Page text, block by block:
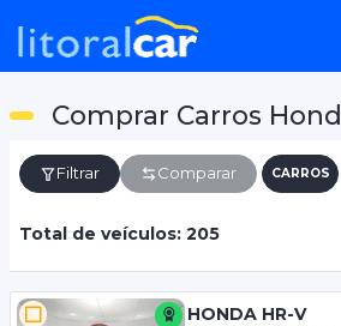
Comprar Carros
Filtrar Comparar CARROS
Total de veículos: 205
HONDA HR-V